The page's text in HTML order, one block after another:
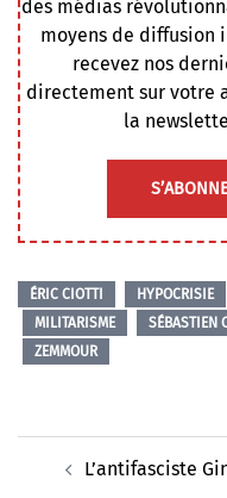
des médias
moyens de diffusion
recevez nos
directement sur votre
la
ÉRIC CIOTTI HYPOCRISIE
MILITARISME
SÉBASTIEN
ZEMMOUR
d’articleL’antifasciste